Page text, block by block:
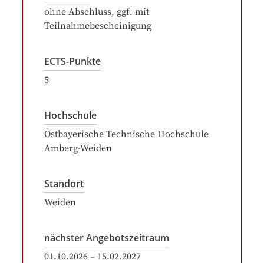
ohne Abschluss, ggf. mit
Teilnahmebescheinigung
ECTS-Punkte
5
Hochschule
Ostbayerische Technische Hochschule
Amberg-Weiden
Standort
Weiden
nächster Angebotszeitraum
01.10.2026 – 15.02.2027